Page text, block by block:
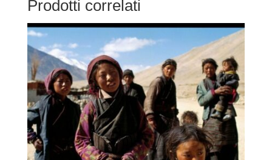
Prodotti correlati